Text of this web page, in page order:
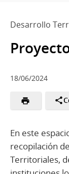
Desarrollo
18/06/2024
En este
recopilación
Territoriales,